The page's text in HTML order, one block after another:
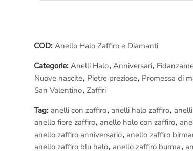
– Diritto di recesso se l’anello non ti piace.
– Fotografie della lavorazione
(devono essere
– Assistenza gratuita a vita
– Regolare fattura di acquisto iva inclusa.
Lavorazione in diretta:
Se vuoi provare un’esperienza unica prenota
Romae vedi dal vivo la realizzazione di
Diamanti,potrai filmare e fotografare i Maestri
COD: Anello Halo Zaffiro e Diamanti
Categorie: Anelli Halo, Anniversari,
Nuove nascite, Pietre preziose, Promessa di
San Valentino, Zaffiri
Tag: anelli con zaffiro, anelli halo zaffiro,
anello fiore zaffiro, anello halo con zaffiro,
anello zaffiro anniversario, anello zaffiro
anello zaffiro blu halo, anello zaffiro burma,